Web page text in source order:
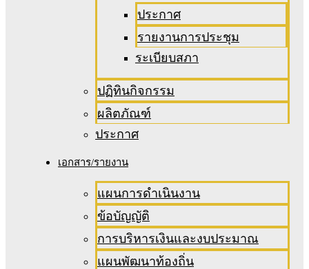
ประกาศ
รายงานการประชุม
ระเบียบสภา
ปฏิทินกิจกรรม
ผลิตภัณฑ์
ประกาศ
เอกสาร/รายงาน
แผนการดำเนินงาน
ข้อบัญญัติ
การบริหารเงินและงบประมาณ
แผนพัฒนาท้องถิ่น